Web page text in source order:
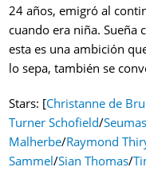
24 años, emigró al
cuando era niña. Sueña
esta es una ambición
lo sepa, también se
Stars: [Christanne de
Turner Schofield/
Malherbe/Raymond
Sammel/Sian Thomas/